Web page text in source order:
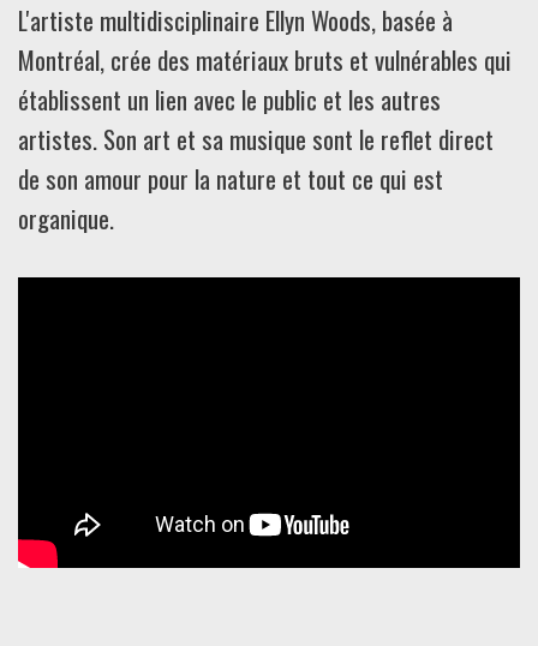
L'artiste multidisciplinaire Ellyn Woods, basée à
Montréal, crée des matériaux bruts et vulnérables qui
établissent un lien avec le public et les autres
artistes. Son art et sa musique sont le reflet direct
de son amour pour la nature et tout ce qui est
organique.